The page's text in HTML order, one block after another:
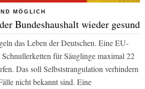
MÖGLICH
Bundeshaushalt wieder gesund
das Leben der Deutschen. Eine EU-
Schnullerketten für Säuglinge maximal 22
Das soll Selbststrangulation verhindern
nicht bekannt sind. Eine